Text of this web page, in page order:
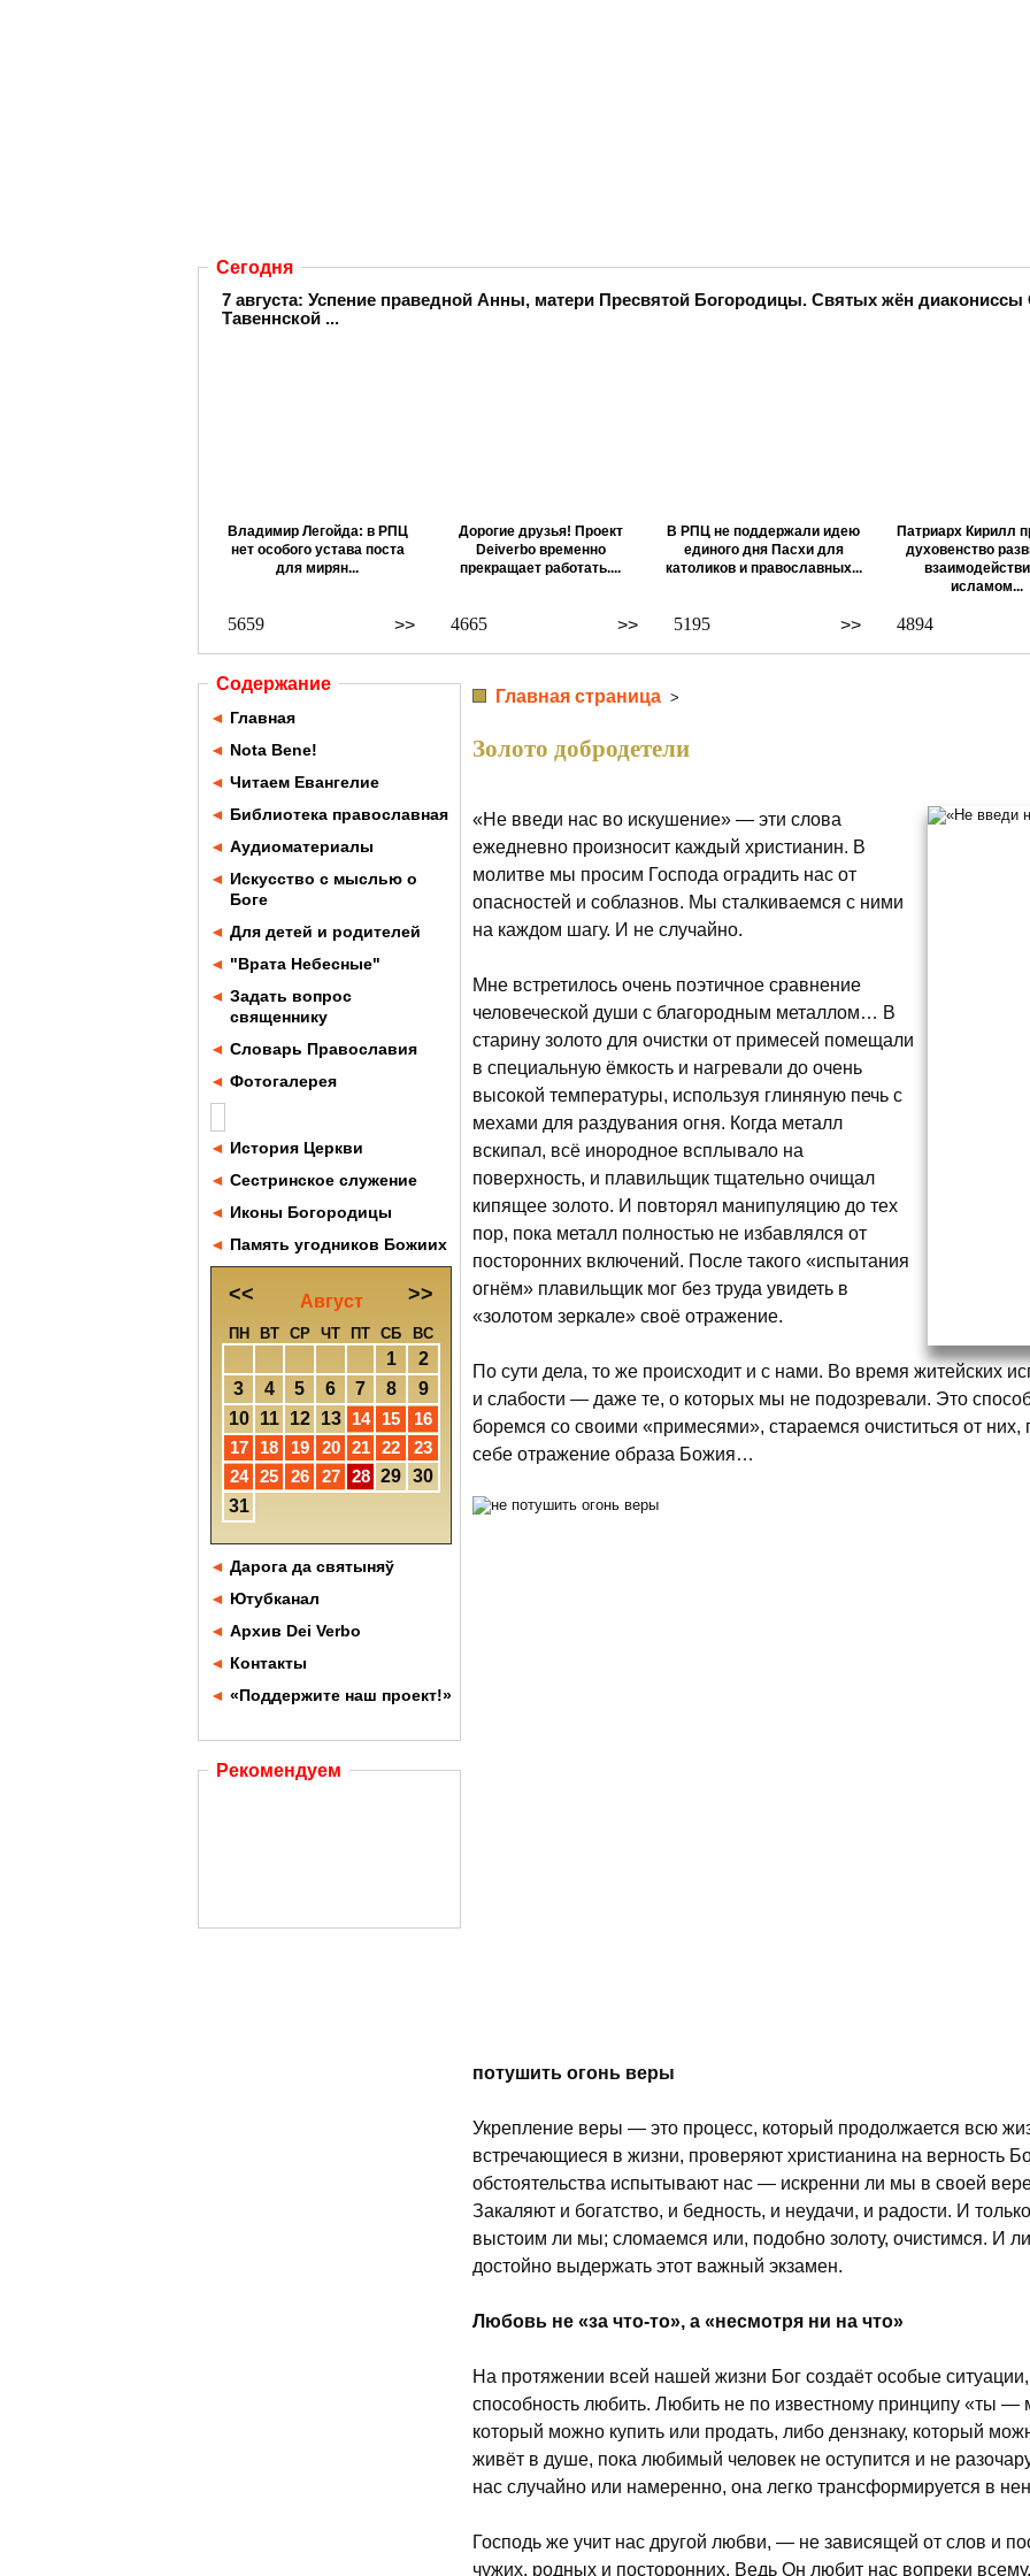
Сегодня
7 августа: Успение праведной Анны, матери Пресвятой Богородицы. Святых жён
Тавеннской ...
Владимир Легойда: в РПЦ
нет особого устава поста
для мирян...
>>
5659
Дорогие друзья! Проект
Deiverbo временно
прекращает работать....
>>
4665
В РПЦ не поддержали идею
единого дня Пасхи для
католиков и православных...
>>
5195
Патриарх Кирилл
духовенство
исламом...
4894
Содержание
◄ Главная
◄ Nota Bene!
◄ Читаем Евангелие
◄ Библиотека православная
◄ Аудиоматериалы
◄ Искусство с мыслью о
Боге
◄ Для детей и родителей
◄ "Врата Небесные"
◄ Задать вопрос
священнику
◄ Словарь Православия
◄ Фотогалерея
◄ История Церкви
◄ Сестринское служение
◄ Иконы Богородицы
◄ Память угодников Божиих
<< >>
Август
ПН ВТ СР ЧТ ПТ СБ ВС
1
2
3
4 5 6 7 8
9
10
11 12 13 14 15
16
17
18 19 20 21 22
23
24
25 26 27 28 29 30
31
◄ Дарога да святыняў
◄ Ютубканал
◄ Архив Dei Verbo
◄ Контакты
◄ «Поддержите наш проект!»
Рекомендуем
Главная страница >
Золото добродетели
«Не введи нас во искушение» — эти слова
ежедневно произносит каждый христианин. В
молитве мы просим Господа оградить нас от
опасностей и соблазнов. Мы сталкиваемся с ними
на каждом шагу. И не случайно.
Мне встретилось очень поэтичное сравнение
человеческой души с благородным металлом… В
старину золото для очистки от примесей помещали
в специальную ёмкость и нагревали до очень
высокой температуры, используя глиняную печь с
мехами для раздувания огня. Когда металл
вскипал, всё инородное всплывало на
поверхность, и плавильщик тщательно очищал
кипящее золото. И повторял манипуляцию до тех
пор, пока металл полностью не избавлялся от
посторонних включений. После такого «испытания
огнём» плавильщик мог без труда увидеть в
«золотом зеркале» своё отражение.
По сути дела, то же происходит и с нами. Во время житейских
и слабости — даже те, о которых мы не подозревали. Это
боремся со своими «примесями», стараемся очиститься от
себе отражение образа Божия…
потушить огонь веры
Укрепление веры — это процесс, который продолжается всю
встречающиеся в жизни, проверяют христианина на верность
обстоятельства испытывают нас — искренни ли мы в своей
Закаляют и богатство, и бедность, и неудачи, и радости. И
выстоим ли мы; сломаемся или, подобно золоту, очистимся.
достойно выдержать этот важный экзамен.
Любовь не «за что-то», а «несмотря ни на что»
На протяжении всей нашей жизни Бог создаёт особые
способность любить. Любить не по известному принципу «ты —
который можно купить или продать, либо дензнаку, который
живёт в душе, пока любимый человек не оступится и не
нас случайно или намеренно, она легко трансформируется в
Господь же учит нас другой любви, — не зависящей от слов и
чужих, родных и посторонних. Ведь Он любит нас вопреки